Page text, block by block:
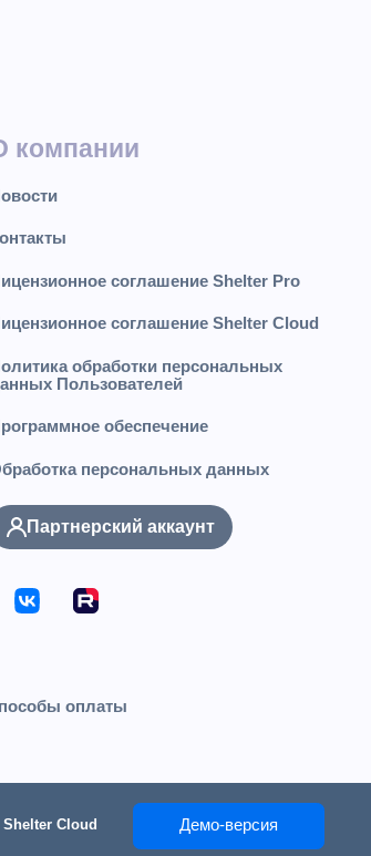
компании
соглашение Shelter Pro
соглашение Shelter Cloud
обработки персональных
Пользователей
обеспечение
персональных данных
Партнерский аккаунт
оплаты
Cloud Демо-версия